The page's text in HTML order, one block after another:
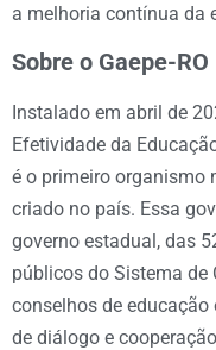
a melhoria contínua da
Sobre o Gaepe-RO
Instalado em abril de
Efetividade da
é o primeiro organismo
criado no país. Essa
governo estadual, das
públicos do Sistema de
conselhos de
de diálogo e